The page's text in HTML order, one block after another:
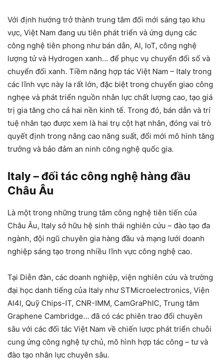
Với định hướng trở thành trung tâm đổi mới sáng tạo khu
vực, Việt Nam đang ưu tiên phát triển và ứng dụng các
công nghệ tiên phong như bán dẫn, AI, IoT, công nghệ
lượng tử và Hydrogen xanh… để phục vụ chuyển đổi số và
chuyển đổi xanh. Tiềm năng hợp tác Việt Nam – Italy trong
các lĩnh vực này la rất lớn, đặc biệt trong chuyển giao công
nghẹe và phát triển nguồn nhân lực chất lượng cao, tạo giá
trị gia tăng cho cả hai nền kinh tế. Trong đó, bán dẫn và trí
tuệ nhân tạo được xem là hai trụ cột hạt nhân, đóng vai trò
quyết định trong nâng cao năng suất, đổi mới mô hình tăng
trưởng và bảo đảm an ninh công nghệ quốc gia.
Italy – đối tác công nghệ hàng đầu
Châu Âu
Là một trong những trung tâm công nghệ tiên tiến của
Châu Âu, Italy sở hữu hệ sinh thái nghiên cứu – đào tạo đa
ngành, đội ngũ chuyên gia hàng đầu và mạng lưới doanh
nghiệp sáng tạo trong nhiều lĩnh vực công nghệ cao.
Tại Diễn đàn, các doanh nghiệp, viện nghiên cứu và trường
đại học danh tiếng của Italy như STMicroelectronics, Viện
AI4I, Quỹ Chips-IT, CNR-IMM, CamGraPhIC, Trung tâm
Graphene Cambridge… đã có các phiên trao đổi chuyên
sâu với các đối tác Việt Nam về chiến lược phát triển chuỗi
cung ứng công nghệ tự chủ, mô hình hợp tác công – tư và
đào tạo nhân lực chuyên sâu.